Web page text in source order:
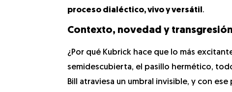
proceso dialéctico, vivo y versátil .
Contexto, novedad y transgresión
¿Por qué Kubrick hace que lo más
semidescubierta, el pasillo hermético,
Bill atraviesa un umbral invisible, y con